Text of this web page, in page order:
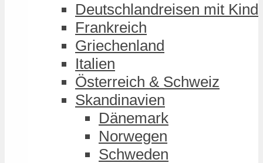
Deutschlandreisen mit Kind
Frankreich
Griechenland
Italien
Österreich & Schweiz
Skandinavien
Dänemark
Norwegen
Schweden